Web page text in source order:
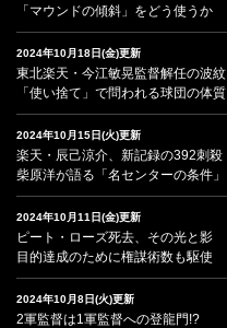
「マウンドの傾斜」をどう使うか
2024年10月18日(金)更新
東北楽天・今江敏晃監督解任の波紋
「使い捨て」で問われる球団の体質
2024年10月15日(火)更新
楽天・辰己涼介、新記録の392刺殺
柴原洋が語る「名センターの条件」
2024年10月11日(金)更新
ピート・ローズ死去、その光と影
目的達成のために権謀術数も駆使
2024年10月8日(火)更新
2軍監督は1軍監督への登龍門!?